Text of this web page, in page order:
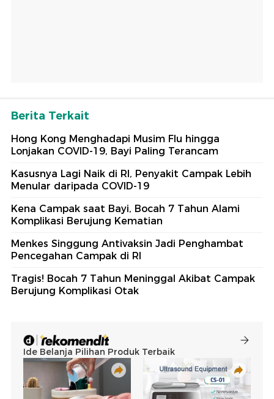
Berita Terkait
Hong Kong Menghadapi Musim Flu hingga
Lonjakan COVID-19, Bayi Paling Terancam
Kasusnya Lagi Naik di RI, Penyakit Campak Lebih
Menular daripada COVID-19
Kena Campak saat Bayi, Bocah 7 Tahun Alami
Komplikasi Berujung Kematian
Menkes Singgung Antivaksin Jadi Penghambat
Pencegahan Campak di RI
Tragis! Bocah 7 Tahun Meninggal Akibat Campak
Berujung Komplikasi Otak